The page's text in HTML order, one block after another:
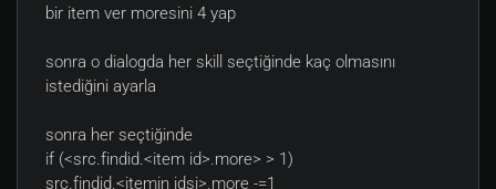
bir item ver moresini 4 yap
sonra o dialogda her skill seçtiğinde kaç olmasını
istediğini ayarla
sonra her seçtiğinde
if (<src.findid.<item id>.more> > 1)
src.findid.<itemin idsi>.more -=1